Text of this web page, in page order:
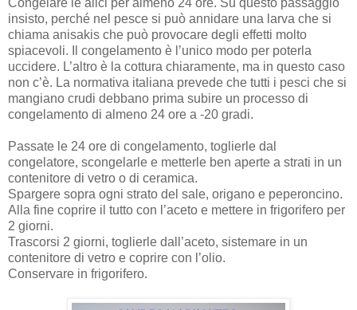
Congelare le alici per almeno 24 ore. Su questo passaggio
insisto, perché nel pesce si può annidare una larva che si
chiama anisakis che può provocare degli effetti molto
spiacevoli. Il congelamento è l’unico modo per poterla
uccidere. L’altro è la cottura chiaramente, ma in questo caso
non c’è. La normativa italiana prevede che tutti i pesci che si
mangiano crudi debbano prima subire un processo di
congelamento di almeno 24 ore a -20 gradi.
Passate le 24 ore di congelamento, toglierle dal
congelatore, scongelarle e metterle ben aperte a strati in un
contenitore di vetro o di ceramica.
Spargere sopra ogni strato del sale, origano e peperoncino.
Alla fine coprire il tutto con l’aceto e mettere in frigorifero per
2 giorni.
Trascorsi 2 giorni, toglierle dall’aceto, sistemare in un
contenitore di vetro e coprire con l’olio.
Conservare in frigorifero.